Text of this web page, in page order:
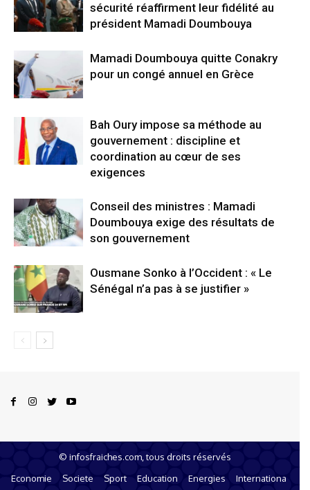
sécurité réaffirment leur fidélité au
président Mamadi Doumbouya
Mamadi Doumbouya quitte Conakry
pour un congé annuel en Grèce
Bah Oury impose sa méthode au
gouvernement : discipline et
coordination au cœur de ses
exigences
Conseil des ministres : Mamadi
Doumbouya exige des résultats de
son gouvernement
Ousmane Sonko à l’Occident : « Le
Sénégal n’a pas à se justifier »
© infosfraiches.com, tous droits réservés
Economie Societe Sport Education Energies International